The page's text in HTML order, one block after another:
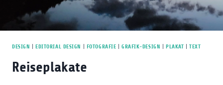
DESIGN EDITORIAL DESIGN FOTOGRAFIE |GRAFIK-DESIGN PLAKAT |TEXT
Reiseplakate